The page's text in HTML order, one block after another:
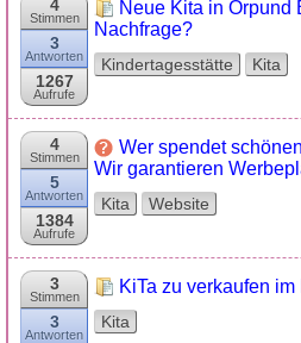
4
Stimmen
3
Antworten
1267
Aufrufe
Neue Kita in Orpund
Nachfrage?
Kindertagesstätte Kita
4
Stimmen
5
Antworten
1384
Aufrufe
Wer spendet
Wir garantieren
Kita Website
3
Stimmen
3
Antworten
KiTa zu verkaufen
Kita